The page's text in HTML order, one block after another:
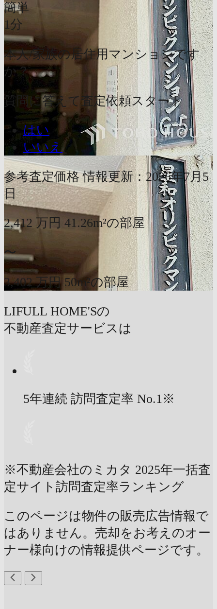
簡単
1分
本人/家族の居住用マンションです
か？
質問に答えて査定依頼スタート
はい
いいえ
参考査定価格 情報更新：2026年7月5
日
2,412 万円 41.26m²の部屋
〜
3,402 万円 50m²の部屋
LIFULL HOME'Sの
不動産査定サービスは
5年連続 訪問査定率 No.1※
※不動産会社のミカタ 2025年一括査
定サイト訪問査定率ランキング
このページは物件の販売広告情報で
はありません。売却をお考えのオー
ナー様向けの情報提供ページです。